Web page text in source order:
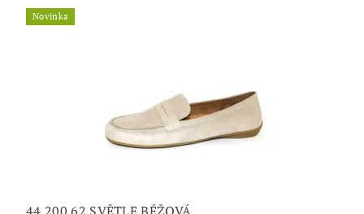
Novinka